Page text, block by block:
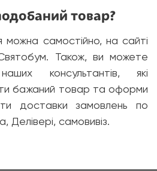
товар?
можна самостійно, на сайті
Також, ви можете
консультантів, які
бажаний товар та оформи
доставки замовлень по
Делівері, самовивіз.